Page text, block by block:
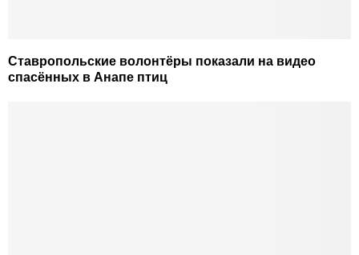
Ставропольские волонтёры показали на видео
спасённых в Анапе птиц